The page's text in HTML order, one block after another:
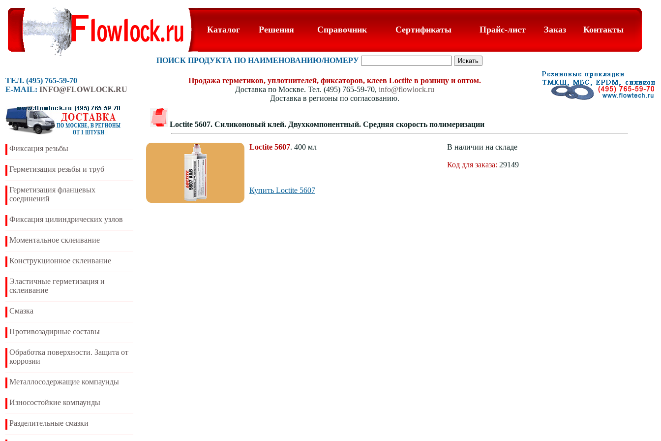
Каталог Решения Справочник Сертификаты Прайс-лист Заказ Контакты
ПОИСК ПРОДУКТА ПО НАИМЕНОВАНИЮ/НОМЕРУ
ТЕЛ. (495) 765-59-70
E-MAIL: INFO@FLOWLOCK.RU
Продажа герметиков, уплотнителей, фиксаторов, клеев Loctite в розницу и оптом.
Доставка по Москве. Тел. (495) 765-59-70, info@flowlock.ru
Доставка в регионы по согласованию.
Фиксация резьбы
Герметизация резьбы и труб
Герметизация фланцевых
соединений
Фиксация цилиндрических узлов
Моментальное склеивание
Конструкционное склеивание
Эластичные герметизация и
склеивание
Смазка
Противозадирные составы
Обработка поверхности. Защита от
коррозии
Металлосодержащие компаунды
Износостойкие компаунды
Разделительные смазки
Loctite 5607. Силиконовый клей. Двухкомпонентный. Средняя скорость полимеризации
Loctite 5607. 400 мл В наличии на складе
Код для заказа: 29149
Купить Loctite 5607